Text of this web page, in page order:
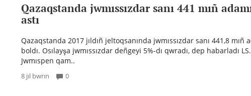
Qazaqstanda jwmıssızdar sanı 441 mıñ
astı
Qazaqstanda 2017 jıldıñ jeltoqsanında jwmıssızdar sanı 441,8 mıñ
boldı. Osılayşa jwmıssızdar deñgeyi 5%-dı qwradı, dep habarladı LS.
Jwmıspen qam..
8 jıl bwrın 0